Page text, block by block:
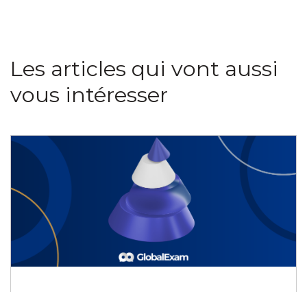
Les articles qui vont aussi
vous intéresser